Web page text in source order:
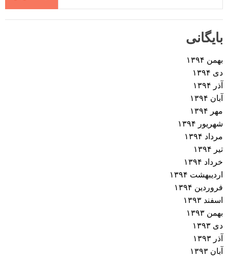
بایگانی
بهمن ۱۳۹۴
دی ۱۳۹۴
آذر ۱۳۹۴
آبان ۱۳۹۴
مهر ۱۳۹۴
شهریور ۱۳۹۴
مرداد ۱۳۹۴
تیر ۱۳۹۴
خرداد ۱۳۹۴
اردیبهشت ۱۳۹۴
فروردین ۱۳۹۴
اسفند ۱۳۹۳
بهمن ۱۳۹۳
دی ۱۳۹۳
آذر ۱۳۹۳
آبان ۱۳۹۳